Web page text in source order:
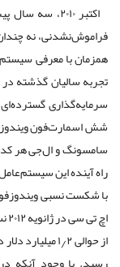
اکتبر ۲۰۱۰، سه سال پیش از راه
فراموش‌نشدنی، نه
تجربه سالیان گذشته
سرمایه‌گذاری
شش اسمارت‌فون
سامسونگ و ال‌جی هر
راه آینده این
با شکست نسبی ویندوزفون۷ در بازار، نزدیک به یک سال بعد